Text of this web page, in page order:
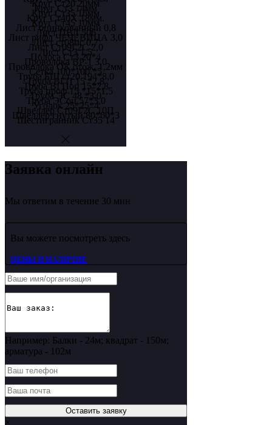
Круг Ст20 20мм
Круг Ст3 14мм
Круг Ст35 16мм
Круг Ст40Х 18мм.
Круг Ст45 10мм
Лист оцинкованный 0,8
Лист ПВЛ 506
Лист рифл ЧЕЧЕВИЦА 3,0
Лист ст08пс 0,7
Лист Ст09Г2С 2,0
Лист Ст3 1,5
Полоса Ст3 20*4
Проволока ВР-1 3,0
Проволока ОК отож. 1,2мм
Сетка 100*100 *5
Труба БШ ст20 194*8,0
Труба ВГП 15 *2,8
Труба ВГПоц 15*2,8
Труба проф 15 *15*1,5
Труба ЭС 48 *3,0
Труба ЭСоц 57*3,0
Уголок 25*25*4
Швеллер Ст09Г2С 10П
Швеллер гнутый 80*60*3
Шестигранник Ст35 14
Заявка онлайн
Мы ответим в течение 30 мин
Вы можете посмотреть здесь
ЦЕНЫ И НАЛИЧИЕ
Например: Балки - 24м; квадрат - 150м;
арматура - 102м
Оставить заявку
×